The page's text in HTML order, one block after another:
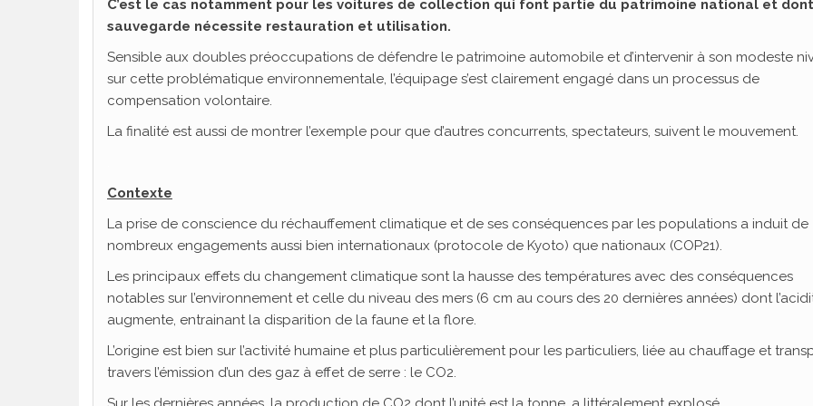
C’est le cas notamment pour les voitures de collection qui font partie du patrimoine national et
sauvegarde nécessite restauration et utilisation.
Sensible aux doubles préoccupations de défendre le patrimoine automobile et d’intervenir à son modeste
sur cette problématique environnementale, l’équipage s’est clairement engagé dans un processus de
compensation volontaire.
La finalité est aussi de montrer l’exemple pour que d’autres concurrents, spectateurs, suivent le mouvement.
Contexte
La prise de conscience du réchauffement climatique et de ses conséquences par les populations a induit de
nombreux engagements aussi bien internationaux (protocole de Kyoto) que nationaux (COP21).
Les principaux effets du changement climatique sont la hausse des températures avec des conséquences
notables sur l’environnement et celle du niveau des mers (6 cm au cours des 20 dernières années) dont
augmente, entrainant la disparition de la faune et la flore.
L’origine est bien sur l’activité humaine et plus particulièrement pour les particuliers, liée au chauffage et
travers l’émission d’un des gaz à effet de serre : le CO2.